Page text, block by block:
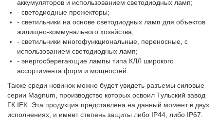
аккумуляторов и использованием светодиодных ламп;
- светодиодные прожекторы;
- светильники на основе светодиодных ламп для объектов
жилищно-коммунального хозяйства;
- светильники многофункциональные, переносные, с
использованием светодиодных ламп;
- энергосберегающие лампы типа КЛЛ широкого
ассортимента форм и мощностей.
Также среди новинок можно будет увидеть разъемы силовые
серии Magnum, производство которых освоил Тульский завод
ГК IEK. Эта продукция представлена на данный момент в двух
исполнениях, и имеет степень защиты либо IP44, либо IP67.